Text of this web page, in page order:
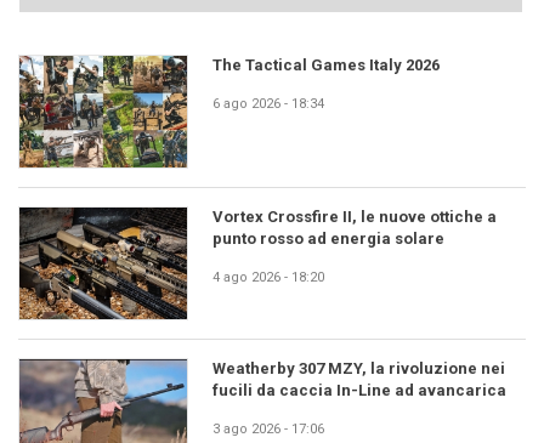
The Tactical Games Italy 2026
6 ago 2026 - 18:34
Vortex Crossfire II, le nuove ottiche a
punto rosso ad energia solare
4 ago 2026 - 18:20
Weatherby 307 MZY, la rivoluzione nei
fucili da caccia In-Line ad avancarica
3 ago 2026 - 17:06